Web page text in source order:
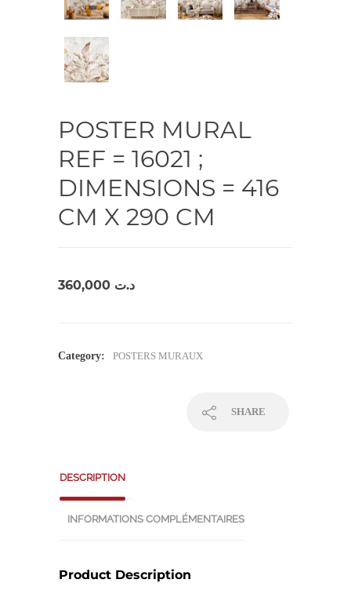
POSTER MURAL
REF = 16021 ;
DIMENSIONS = 416
CM X 290 CM
د.ت
Category: POSTERS MURAUX
SHARE
DESCRIPTION
INFORMATIONS COMPLÉMENTAIRES
Product Description